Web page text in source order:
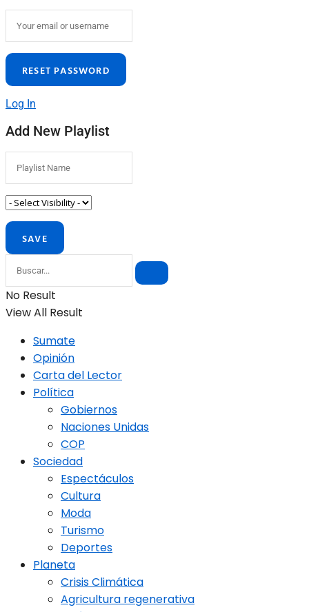
Log In
Add New Playlist
No Result
View All Result
Sumate
Opinión
Carta del Lector
Política
Gobiernos
Naciones Unidas
COP
Sociedad
Espectáculos
Cultura
Moda
Turismo
Deportes
Planeta
Crisis Climática
Agricultura regenerativa